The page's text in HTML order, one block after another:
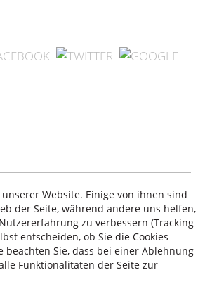
Gäste und keine Mitglieder online
•
Website. Einige von ihnen sind
der Seite, während andere uns helfen,
zu verbessern (Tracking
entscheiden, ob Sie die Cookies
beachten Sie, dass bei einer Ablehnung
Funktionalitäten der Seite zur